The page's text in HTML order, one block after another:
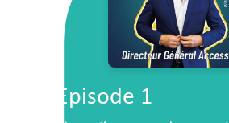
Episode 1